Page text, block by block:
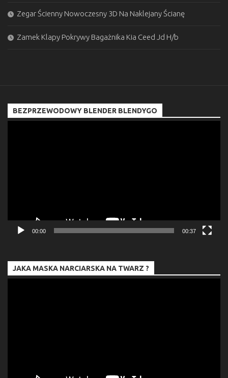
Zegar Ścienny Nowoczesny 3D Na Naklejany Ścianę
Zamek Klapy Pokrywy Bagażnika Kia Ceed Jd H/b
BEZPRZEWODOWY BLENDER BLENDYGO
00:00 00:37
JAKA MASKA NARCIARSKA NA TWARZ ?